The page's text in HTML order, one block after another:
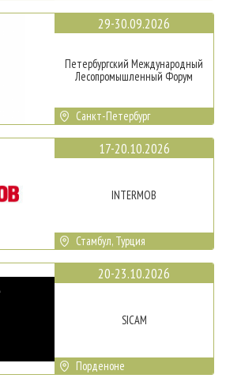
29-30.09.2026
Петербургский Международный
Лесопромышленный Форум
Санкт-Петербург
17-20.10.2026
INTERMOB
Стамбул, Турция
20-23.10.2026
SICAM
Порденоне